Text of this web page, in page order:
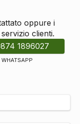
oppure i
clienti.
1896027
WHATSAPP